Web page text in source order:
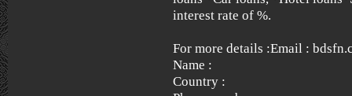
interest rate of %.
For more details :Email :
Name :
Country :